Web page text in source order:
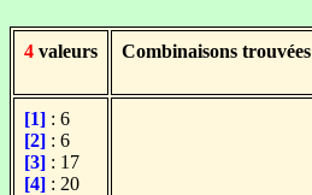
4 valeurs Combinaisons trouvées
[1] : 6
[2] : 6
[3] : 17
[4] : 20